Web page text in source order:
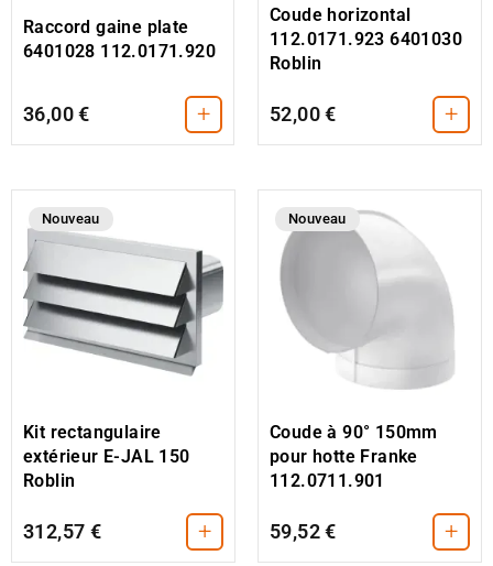
Raccord gaine plate
6401028 112.0171.920
36,00 € +
Coude horizontal
112.0171.923 6401030
Roblin
52,00 € +
Nouveau
Kit rectangulaire
extérieur E-JAL 150
Roblin
312,57 € +
Nouveau
Coude à 90° 150mm
pour hotte Franke
112.0711.901
59,52 € +